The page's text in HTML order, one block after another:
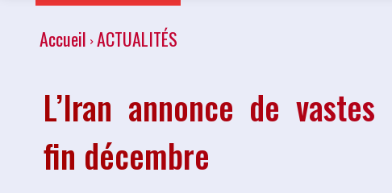
Accueil ACTUALITÉS
L’Iran annonce de
fin décembre